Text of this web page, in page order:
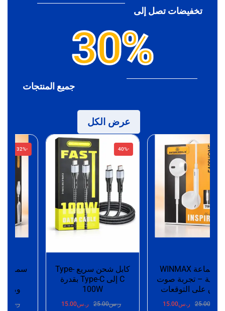
تخفيضات تصل إلى
30%
جميع المنتجات
عرض الكل
🎧 سماعة WINMAX
– تجربة صوت
التوقعات
ر.س15.00
كابل شحن سريع Type-
C إلى Type-C بقدرة
100W
25.00 ر.س15.00
25.00